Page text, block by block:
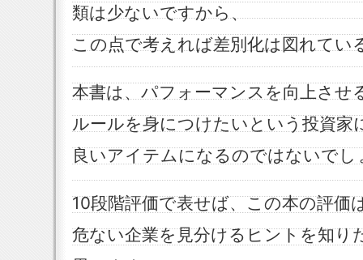
類は少ないですから、
この点で考えれば差別化は図れてい
本書は、パフォーマンスを向上させ
ルールを身につけたいという投資家
良いアイテムになるのではないでし
10段階評価で表せば、この本の評価
危ない企業を見分けるヒントを知り